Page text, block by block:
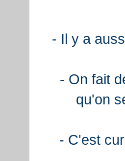
- Il y a
- On fait
qu'on
- C'est